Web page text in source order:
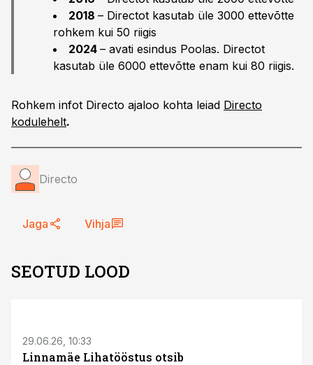
2018 – Directot kasutab üle 3000 ettevõtte
rohkem kui 50 riigis
2024 – avati esindus Poolas. Directot
kasutab üle 6000 ettevõtte enam kui 80 riigis.
Rohkem infot Directo ajaloo kohta leiad Directo
kodulehelt.
Directo
Jaga Vihja
SEOTUD LOOD
29.06.26, 10:33
Linnamäe Lihatööstus otsib